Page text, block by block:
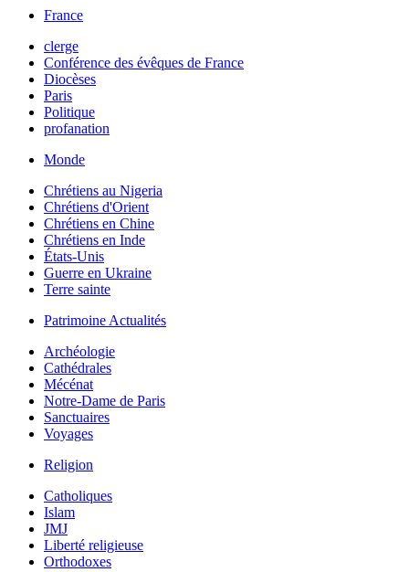
France
clerge
Conférence des évêques de France
Diocèses
Paris
Politique
profanation
Monde
Chrétiens au Nigeria
Chrétiens d'Orient
Chrétiens en Chine
Chrétiens en Inde
États-Unis
Guerre en Ukraine
Terre sainte
Patrimoine Actualités
Archéologie
Cathédrales
Mécénat
Notre-Dame de Paris
Sanctuaires
Voyages
Religion
Catholiques
Islam
JMJ
Liberté religieuse
Orthodoxes